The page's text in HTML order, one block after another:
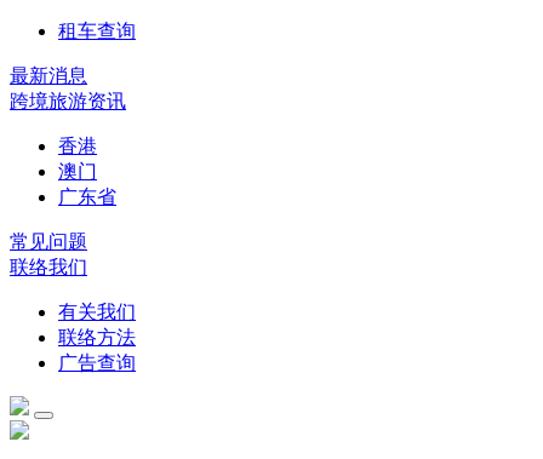
租车查询
最新消息
跨境旅游资讯
香港
澳门
广东省
常见问题
联络我们
有关我们
联络方法
广告查询